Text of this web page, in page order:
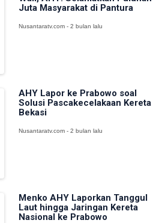
Juta Masyarakat di Pantura
Nusantaratv.com - 2 bulan lalu
AHY Lapor ke Prabowo soal
Solusi Pascakecelakaan Kereta
Bekasi
Nusantaratv.com - 2 bulan lalu
Menko AHY Laporkan Tanggul
Laut hingga Jaringan Kereta
Nasional ke Prabowo